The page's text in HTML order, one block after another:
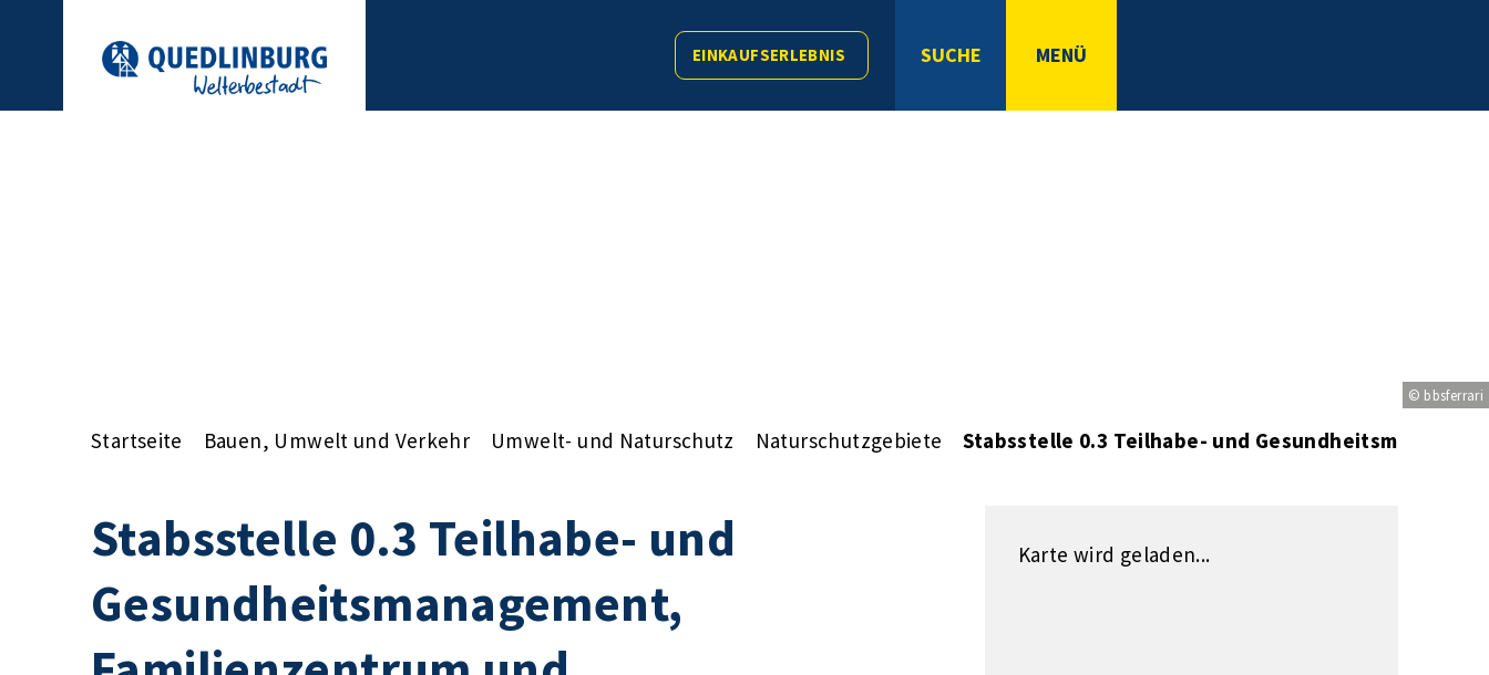
EINKAUFSERLEBNIS SUCHE MENÜ
© bbsferrari
Startseite Bauen, Umwelt und Verkehr Umwelt- und Naturschutz Naturschutzgebiete Stabsstelle 0.3 Teilhabe- und
Stabsstelle 0.3 Teilhabe- und
Gesundheitsmanagement,
Karte wird geladen...